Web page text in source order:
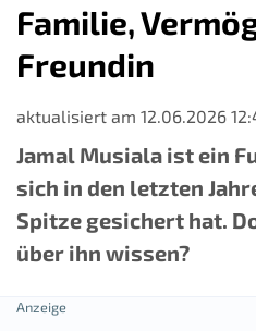
Familie,
Freundin
aktualisiert am 12.06.2026
Jamal Musiala ist ein
sich in den letzten
Spitze gesichert hat.
über ihn wissen?